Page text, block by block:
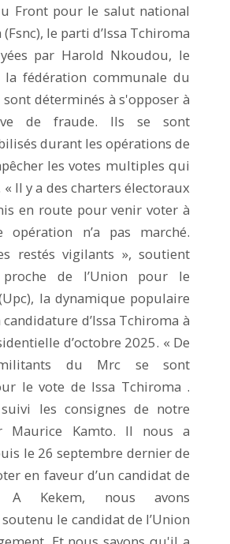
Front pour le salut national
le parti d’Issa Tchiroma
par Harold Nkoudou, le
la fédération communale du
sont déterminés à s'opposer à
de fraude. Ils se sont
durant les opérations de
les votes multiples qui
Il y a des charters électoraux
en route pour venir voter à
opération n’a pas marché.
restés vigilants », soutient
de l’Union pour le
la dynamique populaire
d’Issa Tchiroma à
d’octobre 2025. « De
du Mrc se sont
le vote de Issa Tchiroma .
les consignes de notre
Maurice Kamto. Il nous a
le 26 septembre dernier de
en faveur d’un candidat de
A Kekem, nous avons
le candidat de l’Union